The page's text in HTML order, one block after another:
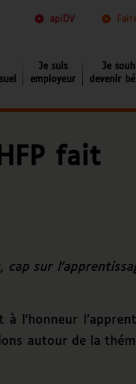
apiDV
visuelJe suis
employeur
Je
devenir
fait
cap sur
à l’honneur
autour de la